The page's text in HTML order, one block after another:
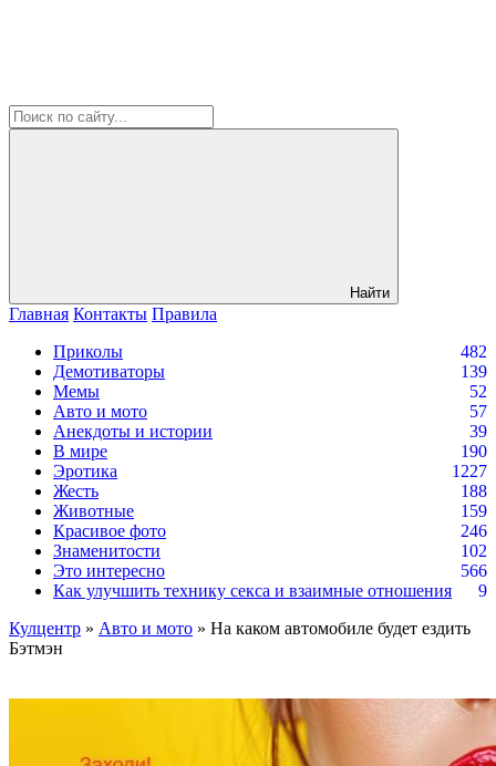
Найти
Главная Контакты Правила
Приколы
482
Демотиваторы
139
Мемы
52
Авто и мото
57
Анекдоты и истории
39
В мире
190
Эротика
1227
Жесть
188
Животные
159
Красивое фото
246
Знаменитости
102
Это интересно
566
Как улучшить технику секса и взаимные отношения
9
Кулцентр » Авто и мото » На каком автомобиле будет ездить
Бэтмэн